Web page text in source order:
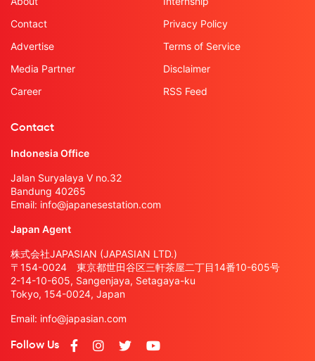
Contact
Advertise
Media Partner
Career
Privacy Policy
Terms of Service
Disclaimer
RSS Feed
Contact
Indonesia Office
Jalan Suryalaya V no.32
Bandung 40265
Email: info@japanesestation.com
Japan Agent
株式会社JAPASIAN (JAPASIAN LTD.)
〒154-0024 東京都世田谷区三軒茶屋二丁目14番10-605号
2-14-10-605, Sangenjaya, Setagaya-ku
Tokyo, 154-0024, Japan
Email: info@japasian.com
Follow Us